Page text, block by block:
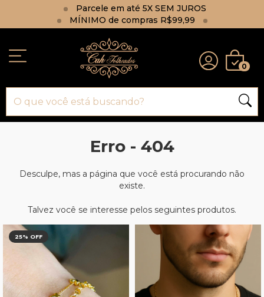
Parcele em até 5X SEM JUROS
MÍNIMO de compras R$99,99
0
Erro - 404
Desculpe, mas a página que você está procurando não
existe.
Talvez você se interesse pelos seguintes produtos.
25% OFF